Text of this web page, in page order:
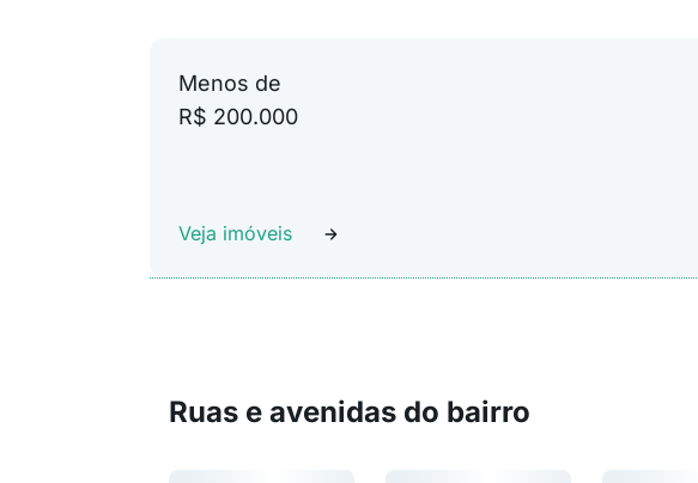
Menos de
R$ 200.000
Veja imóveis
Ruas e avenidas do bairro